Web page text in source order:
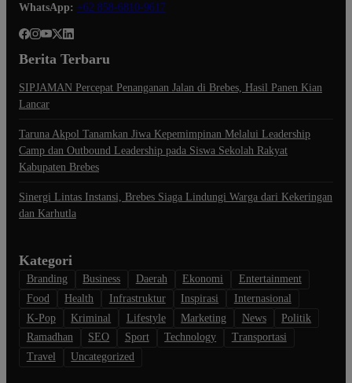
WhatsApp: +62 858-6810-9617
Berita Terbaru
SIPJAMAN Percepat Penanganan Jalan di Brebes, Hasil Panen Kian
Lancar
Taruna Akpol Tanamkan Jiwa Kepemimpinan Melalui Leadership
Camp dan Outbound Leadership pada Siswa Sekolah Rakyat
Kabupaten Brebes
Sinergi Lintas Instansi, Brebes Siaga Lindungi Warga dari Kekeringan
dan Karhutla
Kategori
Branding Business Daerah Ekonomi
Entertainment
Food
Health Infrastruktur Inspirasi
Internasional
K-Pop
Kriminal Lifestyle Marketing News
Politik
Ramadhan
SEO Sport Technology
Transportasi
Travel
Uncategorized